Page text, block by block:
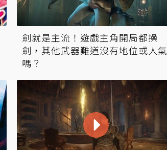
劍就是主流！遊戲主角開局都操
劍，其他武器難道沒有地位或人氣
嗎？